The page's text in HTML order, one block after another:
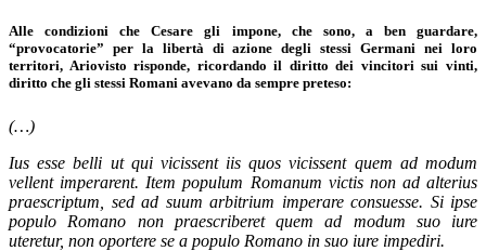
Alle condizioni che Cesare gli impone, che sono, a ben guardare,
“provocatorie” per la libertà di azione degli stessi Germani nei loro
territori, Ariovisto risponde, ricordando il diritto dei vincitori sui vinti,
diritto che gli stessi Romani avevano da sempre preteso:
(…)
Ius esse belli ut qui vicissent iis quos vicissent quem ad modum
vellent imperarent. Item populum Romanum victis non ad alterius
praescriptum, sed ad suum arbitrium imperare consuesse. Si ipse
populo Romano non praescriberet quem ad modum suo iure
uteretur, non oportere se a populo Romano in suo iure impediri.